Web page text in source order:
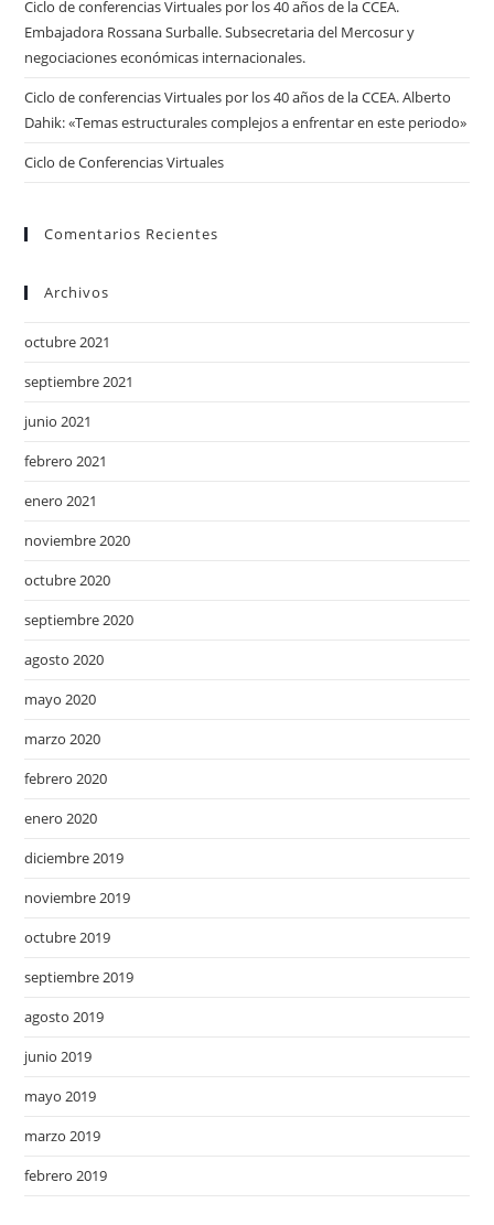
Ciclo de conferencias Virtuales por los 40 años de la CCEA.
Embajadora Rossana Surballe. Subsecretaria del Mercosur y
negociaciones económicas internacionales.
Ciclo de conferencias Virtuales por los 40 años de la CCEA. Alberto
Dahik: «Temas estructurales complejos a enfrentar en este periodo»
Ciclo de Conferencias Virtuales
Comentarios Recientes
Archivos
octubre 2021
septiembre 2021
junio 2021
febrero 2021
enero 2021
noviembre 2020
octubre 2020
septiembre 2020
agosto 2020
mayo 2020
marzo 2020
febrero 2020
enero 2020
diciembre 2019
noviembre 2019
octubre 2019
septiembre 2019
agosto 2019
junio 2019
mayo 2019
marzo 2019
febrero 2019